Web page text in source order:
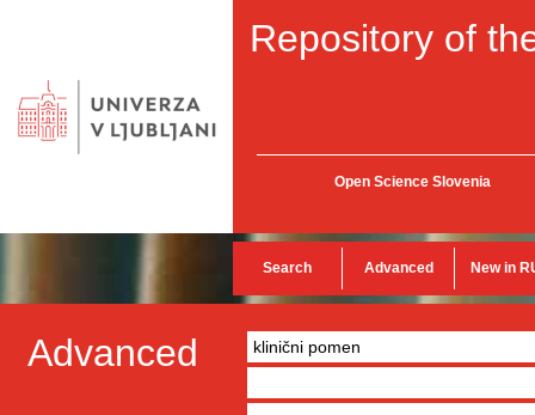
Repository of
Open Science Slovenia
Search Advanced New in
Advanced